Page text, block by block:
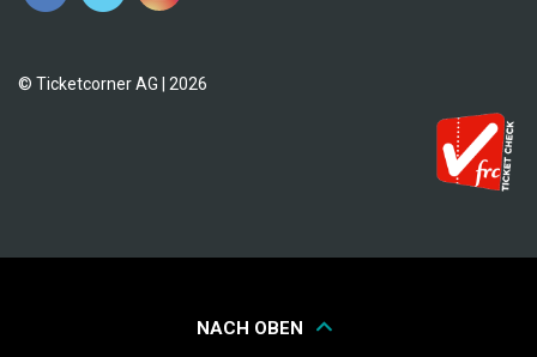
© Ticketcorner AG | 2026
NACH OBEN